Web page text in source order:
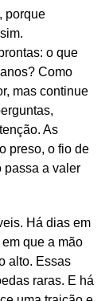
porque
o que
Como
mas continue
As
preso, o fio de
passa a valer
Há dias em
que a mão
alto. Essas
raras. E há